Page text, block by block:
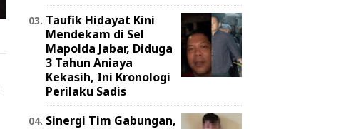
Taufik Hidayat Kini
Mendekam di Sel
Mapolda Jabar, Diduga
3 Tahun Aniaya
Kekasih, Ini Kronologi
Perilaku Sadis
Sinergi Tim Gabungan,